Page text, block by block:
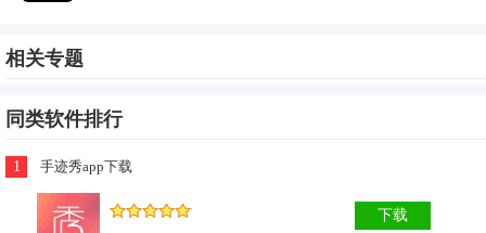
1、这次更新增加了繁体中文及英文的版本，方便海内外的用
2、v1.0.6更新日志：
3、解决了运行中的一些BUG
相关专题
同类软件排行
1 手迹秀app下载
下载